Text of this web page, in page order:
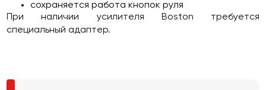
сохраняется работа кнопок руля
При наличии усилителя Boston требуется
специальный адаптер.